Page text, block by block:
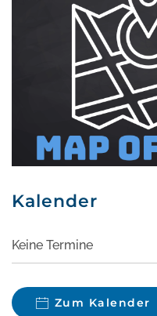
Kalender
Keine Termine
Zum Kalender